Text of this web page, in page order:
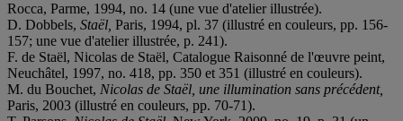
Rocca, Parme, 1994, no. 14 (une vue d'atelier illustrée).
D. Dobbels, Staël, Paris, 1994, pl. 37 (illustré en couleurs, pp. 156-
157; une vue d'atelier illustrée, p. 241).
F. de Staël, Nicolas de Staël, Catalogue Raisonné de l'œuvre peint,
Neuchâtel, 1997, no. 418, pp. 350 et 351 (illustré en couleurs).
M. du Bouchet, Nicolas de Staël, une illumination sans précédent,
Paris, 2003 (illustré en couleurs, pp. 70-71).